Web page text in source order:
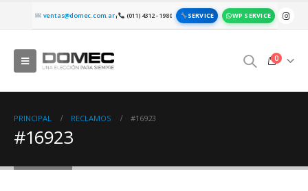
ventas@domec.com.ar| (011) 4312 - 1980 SERVICE WP SERVICE
0
PRINCIPAL RECLAMOS #16923
#16923